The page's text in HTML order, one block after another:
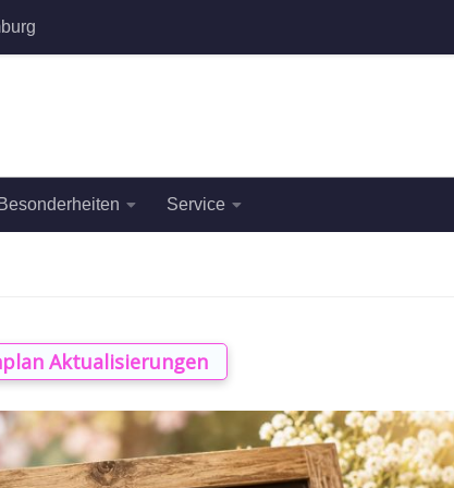
Besonderheiten Service
Aktualisierungen